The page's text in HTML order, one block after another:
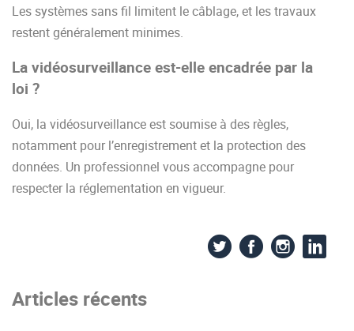
Les systèmes sans fil limitent le câblage, et les travaux
restent généralement minimes.
La vidéosurveillance est-elle encadrée par la
loi ?
Oui, la vidéosurveillance est soumise à des règles,
notamment pour l’enregistrement et la protection des
données. Un professionnel vous accompagne pour
respecter la réglementation en vigueur.
Articles récents